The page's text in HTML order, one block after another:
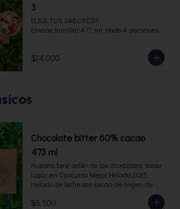
3
ELIGE TUS SABORES!!!
Envase familiar 473 ml, rinde 4 porciones.
$24.000
Chocolate bitter 60% cacao
473 ml
Nuestro best seller de los chocolates, tercer
lugar en Concurso Mejor Helado 2025.
Helado de leche con cacao de origen de
intensidad al 60%. Envase familiar 473 ml,
rinde 4  porciones.
$8.500